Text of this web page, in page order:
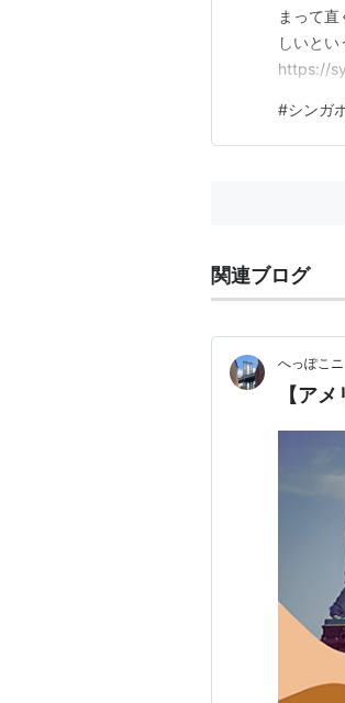
まって
しいと
https://
が、 2月
#シンガ
関連ブログ
へっぽこ
【ア